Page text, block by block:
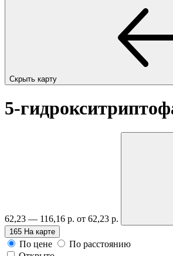
Скрыть карту
5-
62,23 — 116,16 р. от 62,23 р.
165 На карте
По цене
По расстоянию